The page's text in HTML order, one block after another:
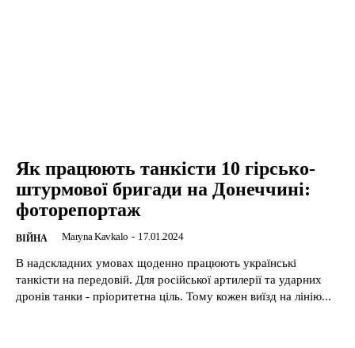
Як працюють танкісти 10 гірсько-
штурмової бригади на Донеччині:
фоторепортаж
ВІЙНА Maryna Kavkalo - 17.01.2024
В надскладних умовах щоденно працюють українські
танкісти на передовій. Для російської артилерії та ударних
дронів танки - пріоритетна ціль. Тому кожен виїзд на лінію...